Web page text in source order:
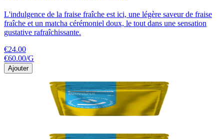
L'indulgence de la fraise fraîche est ici, une légère saveur de fraise
fraîche et un matcha cérémoniel doux, le tout dans une sensation
gustative rafraîchissante.
€24.00
€60.00/G
Ajouter